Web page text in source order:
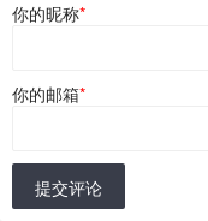
你的昵称*
你的邮箱*
提交评论